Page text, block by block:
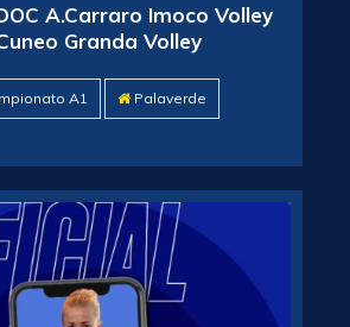
A.Carraro Imoco Volley
Granda Volley
A1 Palaverde